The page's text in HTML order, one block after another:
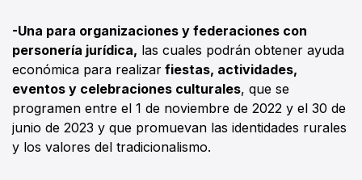
-Una para organizaciones y federaciones con
personería jurídica, las cuales podrán obtener ayuda
económica para realizar fiestas, actividades,
eventos y celebraciones culturales, que se
programen entre el 1 de noviembre de 2022 y el 30 de
junio de 2023 y que promuevan las identidades rurales
y los valores del tradicionalismo.